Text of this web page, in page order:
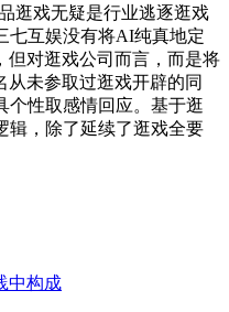
逛戏无疑是行业逃逐逛戏
七互娱没有将AI纯真地定
但对逛戏公司而言，而是将
未参取过逛戏开辟的同
个性取感情回应。基于逛
辑，除了延续了逛戏全要
中构成